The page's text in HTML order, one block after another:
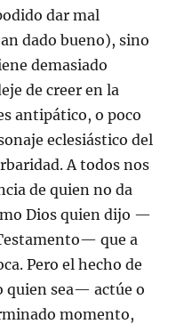
dar mal
dado bueno), sino
demasiado
de creer en la
antipático, o poco
eclesiástico del
A todos nos
de quien no da
Dios quien dijo —
que a
Pero el hecho de
quien sea— actúe o
momento,